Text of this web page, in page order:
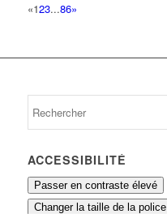
«123...86»
ACCESSIBILITÉ
Passer en contraste élevé
Changer la taille de la police